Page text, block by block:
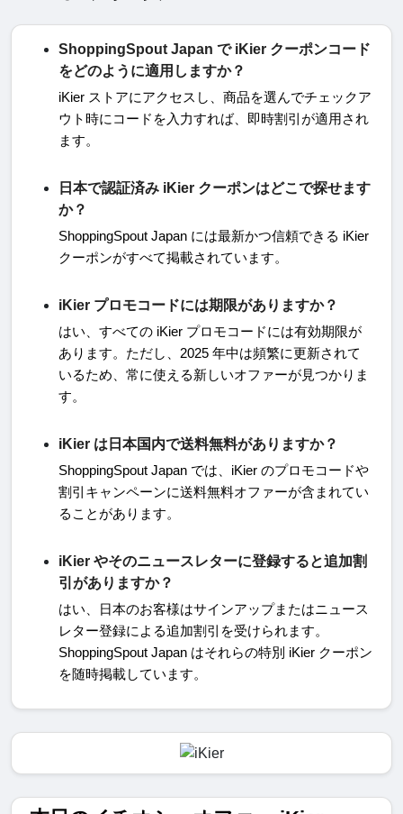
ShoppingSpout Japan で iKier クーポンコード
をどのように適用しますか？
iKier ストアにアクセスし、商品を選んでチェックア
ウト時にコードを入力すれば、即時割引が適用され
ます。
日本で認証済み iKier クーポンはどこで探せます
か？
ShoppingSpout Japan には最新かつ信頼できる iKier
クーポンがすべて掲載されています。
iKier プロモコードには期限がありますか？
はい、すべての iKier プロモコードには有効期限が
あります。ただし、 2025 年中は頻繁に更新されて
いるため、常に使える新しいオファーが見つかりま
す。
iKier は日本国内で送料無料がありますか？
ShoppingSpout Japan では、 iKier のプロモコードや
割引キャンペーンに送料無料オファーが含まれてい
ることがあります。
iKier やそのニュースレターに登録すると追加割
引がありますか？
はい、日本のお客様はサインアップまたはニュース
レター登録による追加割引を受けられます。
ShoppingSpout Japan はそれらの特別 iKier クーポン
を随時掲載しています。